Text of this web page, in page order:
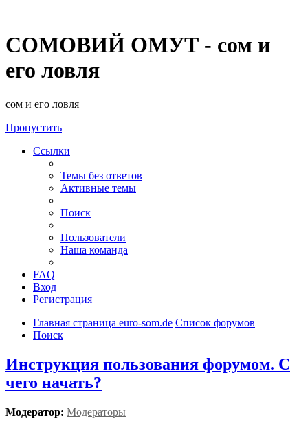
СОМОВИЙ ОМУТ - сом и
его ловля
сом и его ловля
Пропустить
Ссылки
Темы без ответов
Активные темы
Поиск
Пользователи
Наша команда
FAQ
Вход
Регистрация
Главная страница euro-som.de Список форумов
Поиск
Инструкция пользования форумом. С
чего начать?
Модератор: Модераторы